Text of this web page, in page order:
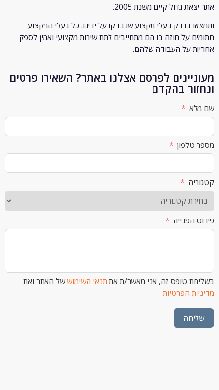
גדול קיים משנת 2005.
בו רקבעלי מקצוע שנבדקו על ידינו. כל בעלי המקצוע
על חוזה בו הם מתחייבים לתת שירות מקצועי ואמין לספק
על העבודה שלהם.
לפרסם אצלנו באתר? השאירו פרטים
בהקדם
טופס זה, אני מאשר/ת אתתנאי השימוש של האתר ואת
הפרטיות